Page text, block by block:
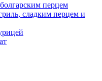
перцем
сладким перцем и